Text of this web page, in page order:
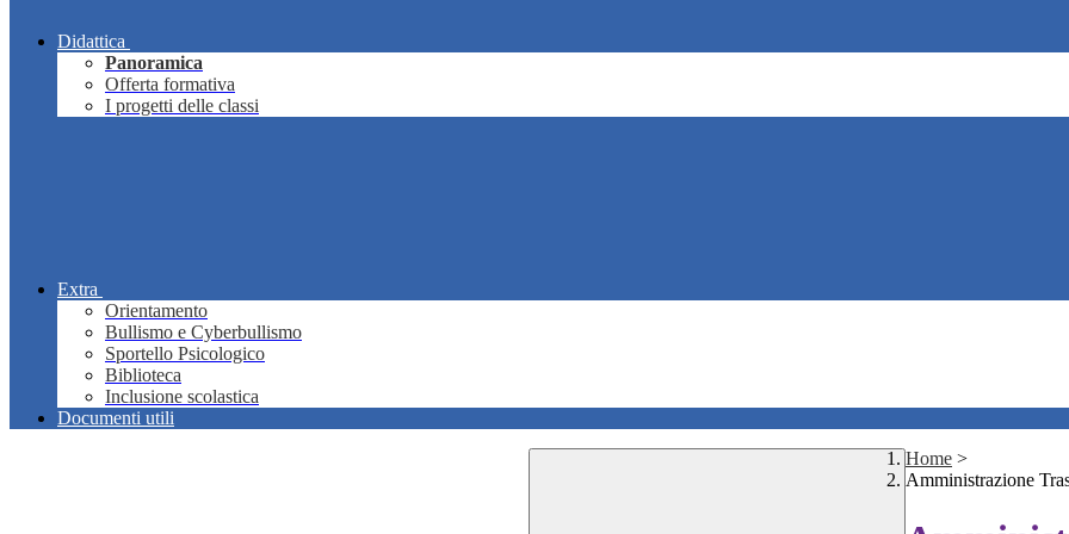
Didattica
Panoramica
Offerta formativa
I progetti delle classi
Extra
Orientamento
Bullismo e Cyberbullismo
Sportello Psicologico
Biblioteca
Inclusione scolastica
Documenti utili
Home >
Amministrazione